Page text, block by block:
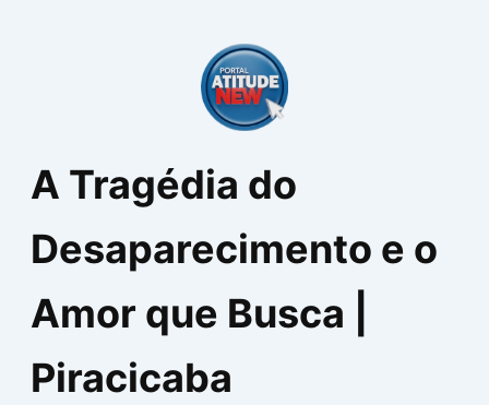
A Tragédia do
Desaparecimento e o
Amor que Busca |
Piracicaba